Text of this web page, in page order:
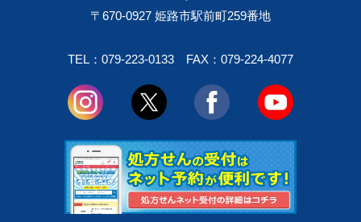
〒670-0927 姫路市駅前町259番地
TEL：079-223-0133 FAX：079-224-4077